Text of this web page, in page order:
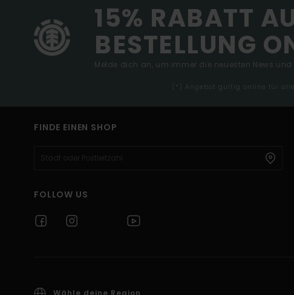
15% RABATT
BESTELLUNG
Melde dich an, um immer die neuesten News und
(*) Angebot gültig online für
FINDE EINEN SHOP
FOLLOW US